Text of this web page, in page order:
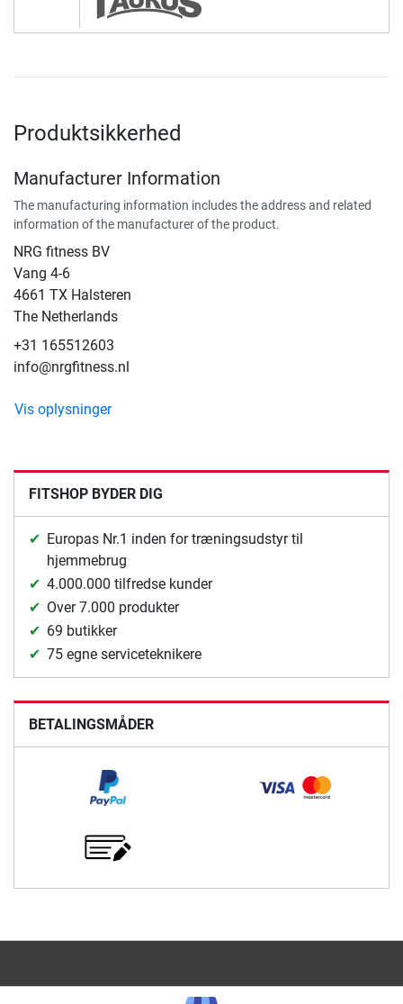
Produktsikkerhed
Manufacturer Information
The manufacturing information includes the address and related
information of the manufacturer of the product.
NRG fitness BV
Vang 4-6
4661 TX Halsteren
The Netherlands
+31 165512603
info@nrgfitness.nl
Vis oplysninger
FITSHOP BYDER DIG
Europas Nr.1 inden for træningsudstyr til
hjemmebrug
4.000.000 tilfredse kunder
Over 7.000 produkter
69 butikker
75 egne serviceteknikere
BETALINGSMÅDER